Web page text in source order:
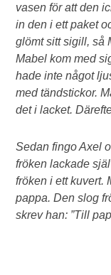
vasen för att den
in den i ett paket
glömt sitt sigill, så
Mabel kom med
hade inte något
med tändstickor.
det i lacket.
Sedan fingo Axel
fröken lackade
fröken i ett kuvert.
pappa. Den slog
skrev han: ”Till